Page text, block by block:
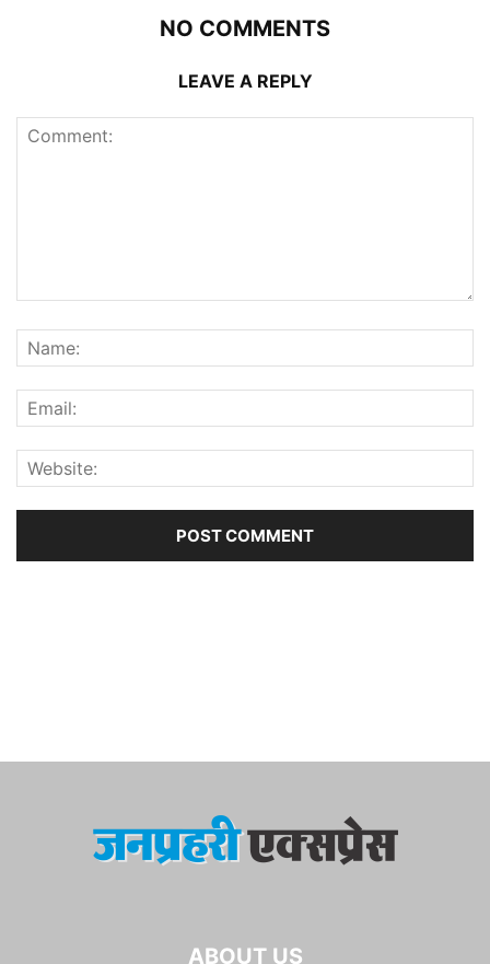
NO COMMENTS
LEAVE A REPLY
ABOUT US